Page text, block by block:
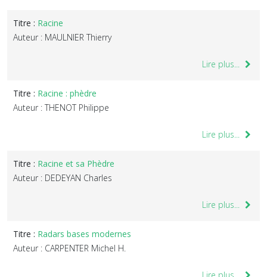
Titre : Racine
Auteur : MAULNIER Thierry
Lire plus...
Titre : Racine : phèdre
Auteur : THENOT Philippe
Lire plus...
Titre : Racine et sa Phèdre
Auteur : DEDEYAN Charles
Lire plus...
Titre : Radars bases modernes
Auteur : CARPENTER Michel H.